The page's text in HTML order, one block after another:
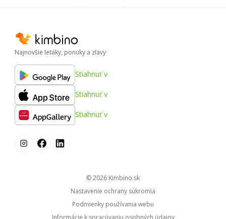
Najnovšie letáky, ponuky a zľavy
Stiahnuť v
Stiahnuť v
Stiahnuť v
© 2026
kimbino.sk
Nastavenie ochrany súkromia
Podmienky používania webu